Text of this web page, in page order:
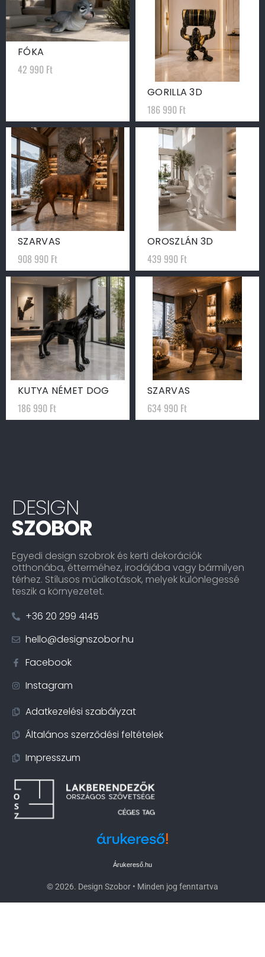
FÓKA
42 990 Ft
GORILLA 3D
186 990 Ft
SZARVAS
908 990 Ft
OROSZLÁN 3D
439 990 Ft
KUTYA NÉMET DOG
186 990 Ft
SZARVAS
634 990 Ft
DESIGN
SZOBOR
Egyedi design szobrok és kerti dekorációk
otthonába, étterméhez, irodájába vagy bármilyen
térhez. Stílusos műalkotások, melyek különlegessé
teszik a környezetet.
+36 20 299 4145
hello@designszobor.hu
Facebook
Instagram
Adatkezelési szabályzat
Általános szerződési feltételek
Impresszum
Árukereső.hu
© 2026. Design Szobor • Minden jog fenntartva